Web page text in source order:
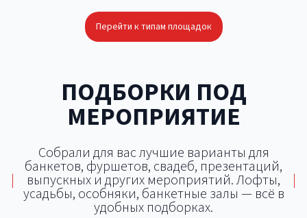
Перейти к типам площадок
ПОДБОРКИ ПОД
МЕРОПРИЯТИЕ
|
Собрали для вас лучшие варианты для
банкетов, фуршетов, свадеб, презентаций,
выпускных и других мероприятий. Лофты,
усадьбы, особняки, банкетные залы — всё в
удобных подборках.
|